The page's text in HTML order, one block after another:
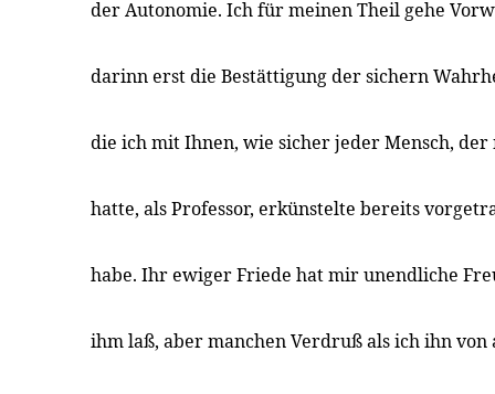
der Autonomie. Ich für meinen Theil gehe
darinn erst die Bestättigung der sichern
die ich mit Ihnen, wie sicher jeder Mensch, der
hatte, als Professor, erkünstelte bereits
habe. Ihr ewiger Friede hat mir unendliche
ihm laß, aber manchen Verdruß als ich ihn